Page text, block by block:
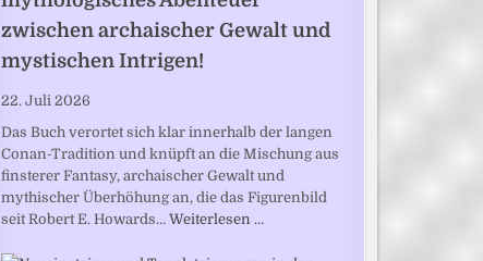
zwischen archaischer Gewalt und
mystischen Intrigen!
22. Juli 2026
Das Buch verortet sich klar innerhalb der langen
Conan-Tradition und knüpft an die Mischung aus
finsterer Fantasy, archaischer Gewalt und
mythischer Überhöhung an, die das Figurenbild
seit Robert E. Howards… Weiterlesen …